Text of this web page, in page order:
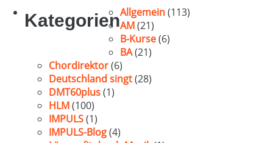
KategorienAllgemein(113)
AM(21)
B-Kurse(6)
BA(21)
Chordirektor(6)
Deutschland singt(28)
DMT60plus(1)
HLM(100)
IMPULS(1)
IMPULS-Blog(4)